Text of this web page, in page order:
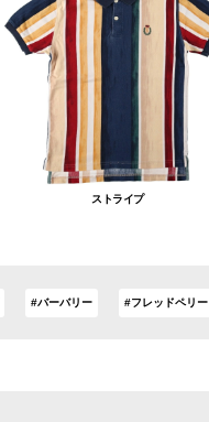
ストライプ
#バーバリー #フレッドペリー